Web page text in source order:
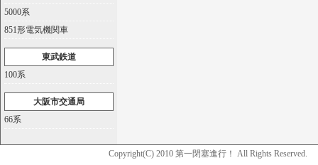
5000系
851形電気機関車
東武鉄道
100系
大阪市交通局
66系
Copyright(C) 2010 第一閉塞進行！ All Rights Reserved.